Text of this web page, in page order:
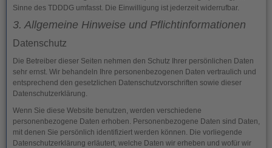
Sinne des TDDDG umfasst. Die Einwilligung ist jederzeit widerrufbar.
3. Allgemeine Hinweise und Pflicht­informationen
Datenschutz
Die Betreiber dieser Seiten nehmen den Schutz Ihrer persönlichen Daten
sehr ernst. Wir behandeln Ihre personenbezogenen Daten vertraulich und
entsprechend den gesetzlichen Datenschutzvorschriften sowie dieser
Datenschutzerklärung.
Wenn Sie diese Website benutzen, werden verschiedene
personenbezogene Daten erhoben. Personenbezogene Daten sind Daten,
mit denen Sie persönlich identifiziert werden können. Die vorliegende
Datenschutzerklärung erläutert, welche Daten wir erheben und wofür wir